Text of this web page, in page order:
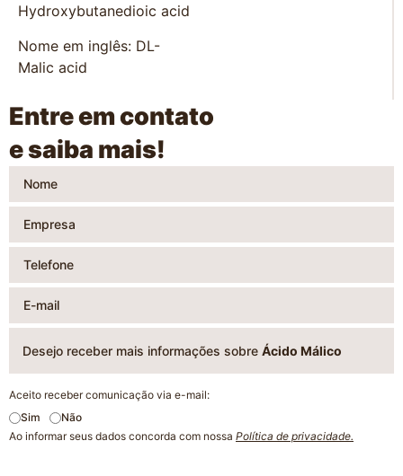
Hydroxybutanedioic acid
Nome em inglês: DL-
Malic acid
Entre em contato
e saiba mais!
Desejo receber mais informações sobre Ácido Málico
Aceito receber comunicação via e-mail:
Sim
Não
Ao informar seus dados concorda com nossa Política de privacidade.